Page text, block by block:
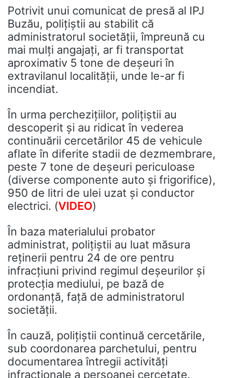
Potrivit unui comunicat de presă al IPJ
Buzău, polițiștii au stabilit că
administratorul societății, împreună cu
mai mulți angajați, ar fi transportat
aproximativ 5 tone de deșeuri în
extravilanul localității, unde le-ar fi
incendiat.
În urma perchezițiilor, polițiștii au
descoperit și au ridicat în vederea
continuării cercetărilor 45 de vehicule
aflate în diferite stadii de dezmembrare,
peste 7 tone de deșeuri periculoase
(diverse componente auto și frigorifice),
950 de litri de ulei uzat și conductor
electrici. (VIDEO)
În baza materialului probator
administrat, polițiștii au luat măsura
reținerii pentru 24 de ore pentru
infracțiuni privind regimul deșeurilor și
protecția mediului, pe bază de
ordonanță, față de administratorul
societății.
În cauză, polițiștii continuă cercetările,
sub coordonarea parchetului, pentru
documentarea întregii activități
infracționale a persoanei cercetate.